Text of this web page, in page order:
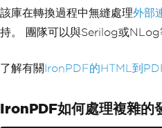
該庫在轉換過程中無縫處理外部
持。 團隊可以與Serilog或NLog
了解有關IronPDF的HTML到
IronPDF如何處理複雜的